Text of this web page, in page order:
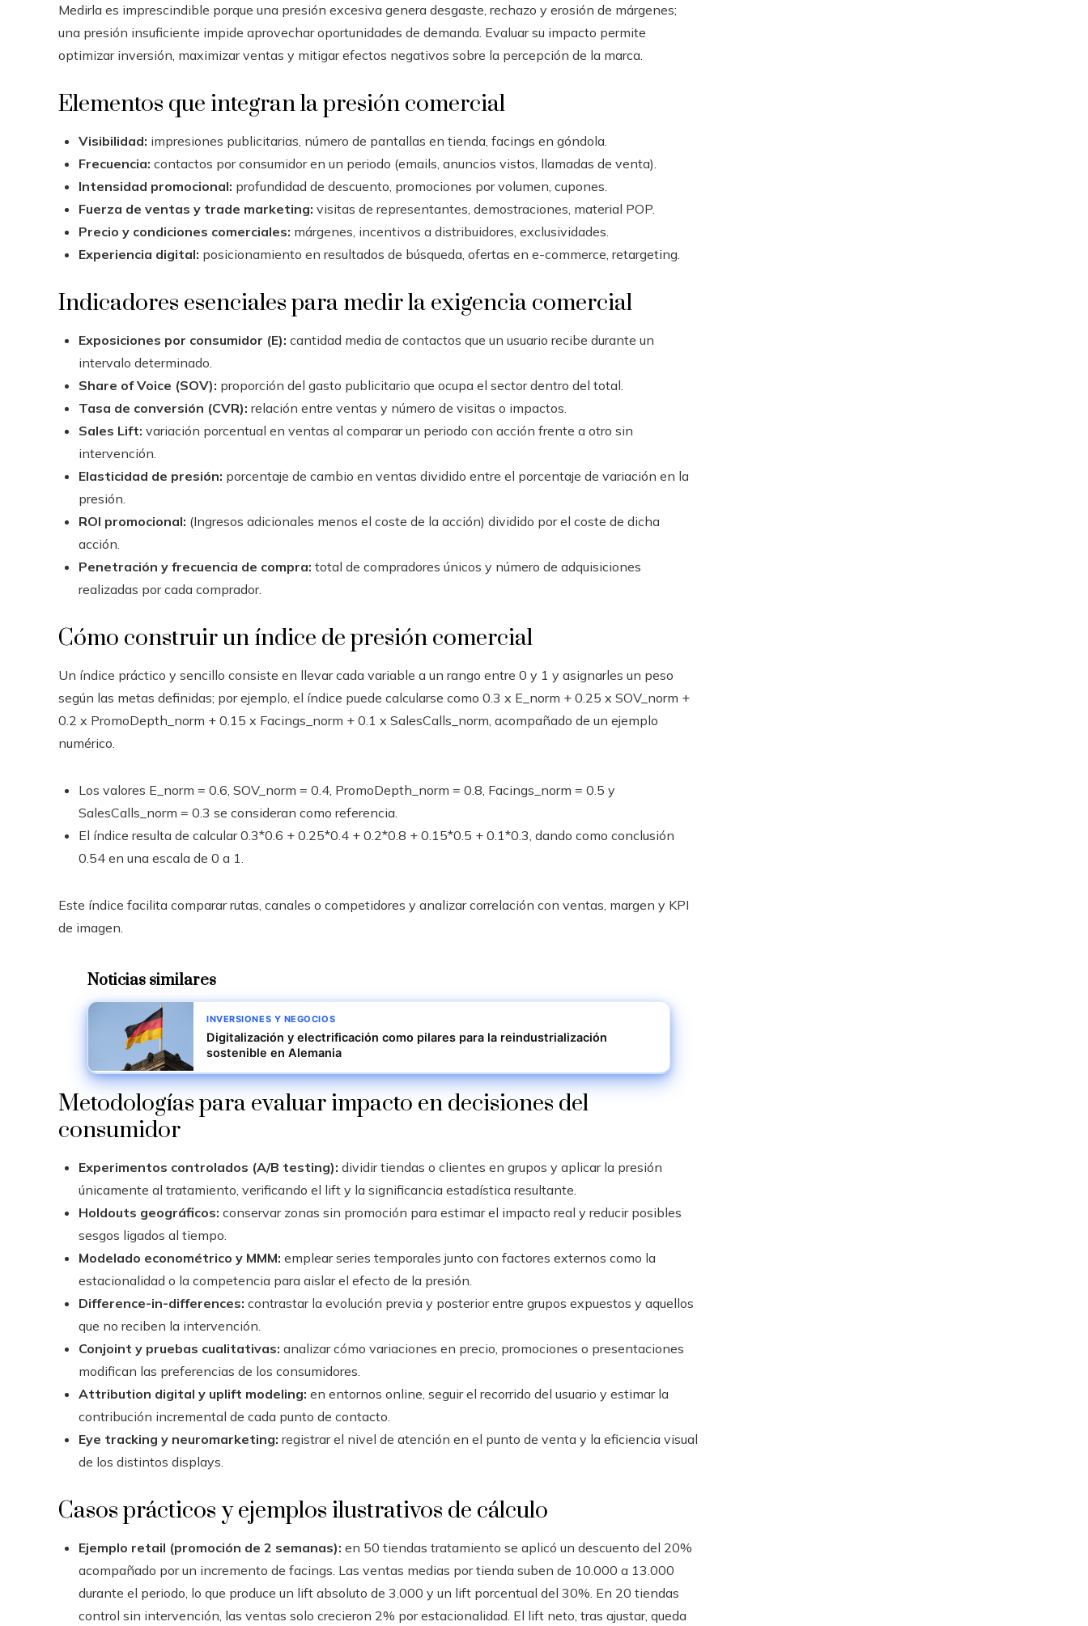
Medirla es imprescindible porque una presión excesiva genera desgaste, rechazo y erosión de márgenes;
una presión insuficiente impide aprovechar oportunidades de demanda. Evaluar su impacto permite
optimizar inversión, maximizar ventas y mitigar efectos negativos sobre la percepción de la marca.
Elementos que integran la presión comercial
Visibilidad: impresiones publicitarias, número de pantallas en tienda, facings en góndola.
Frecuencia: contactos por consumidor en un periodo (emails, anuncios vistos, llamadas de venta).
Intensidad promocional: profundidad de descuento, promociones por volumen, cupones.
Fuerza de ventas y trade marketing: visitas de representantes, demostraciones, material POP.
Precio y condiciones comerciales: márgenes, incentivos a distribuidores, exclusividades.
Experiencia digital: posicionamiento en resultados de búsqueda, ofertas en e-commerce, retargeting.
Indicadores esenciales para medir la exigencia comercial
Exposiciones por consumidor (E): cantidad media de contactos que un usuario recibe durante un
intervalo determinado.
Share of Voice (SOV): proporción del gasto publicitario que ocupa el sector dentro del total.
Tasa de conversión (CVR): relación entre ventas y número de visitas o impactos.
Sales Lift: variación porcentual en ventas al comparar un periodo con acción frente a otro sin
intervención.
Elasticidad de presión: porcentaje de cambio en ventas dividido entre el porcentaje de variación en la
presión.
ROI promocional: (Ingresos adicionales menos el coste de la acción) dividido por el coste de dicha
acción.
Penetración y frecuencia de compra: total de compradores únicos y número de adquisiciones
realizadas por cada comprador.
Cómo construir un índice de presión comercial
Un índice práctico y sencillo consiste en llevar cada variable a un rango entre 0 y 1 y asignarles un peso
según las metas definidas; por ejemplo, el índice puede calcularse como 0.3 x E_norm + 0.25 x SOV_norm +
0.2 x PromoDepth_norm + 0.15 x Facings_norm + 0.1 x SalesCalls_norm, acompañado de un ejemplo
numérico.
Los valores E_norm = 0.6, SOV_norm = 0.4, PromoDepth_norm = 0.8, Facings_norm = 0.5 y
SalesCalls_norm = 0.3 se consideran como referencia.
El índice resulta de calcular 0.3*0.6 + 0.25*0.4 + 0.2*0.8 + 0.15*0.5 + 0.1*0.3, dando como conclusión
0.54 en una escala de 0 a 1.
Este índice facilita comparar rutas, canales o competidores y analizar correlación con ventas, margen y KPI
de imagen.
Noticias similares
INVERSIONES Y NEGOCIOS
Digitalización y electrificación como pilares para la reindustrialización
sostenible en Alemania
Metodologías para evaluar impacto en decisiones del
consumidor
Experimentos controlados (A/B testing): dividir tiendas o clientes en grupos y aplicar la presión
únicamente al tratamiento, verificando el lift y la significancia estadística resultante.
Holdouts geográficos: conservar zonas sin promoción para estimar el impacto real y reducir posibles
sesgos ligados al tiempo.
Modelado econométrico y MMM: emplear series temporales junto con factores externos como la
estacionalidad o la competencia para aislar el efecto de la presión.
Difference-in-differences: contrastar la evolución previa y posterior entre grupos expuestos y aquellos
que no reciben la intervención.
Conjoint y pruebas cualitativas: analizar cómo variaciones en precio, promociones o presentaciones
modifican las preferencias de los consumidores.
Attribution digital y uplift modeling: en entornos online, seguir el recorrido del usuario y estimar la
contribución incremental de cada punto de contacto.
Eye tracking y neuromarketing: registrar el nivel de atención en el punto de venta y la eficiencia visual
de los distintos displays.
Casos prácticos y ejemplos ilustrativos de cálculo
Ejemplo retail (promoción de 2 semanas): en 50 tiendas tratamiento se aplicó un descuento del 20%
acompañado por un incremento de facings. Las ventas medias por tienda suben de 10.000 a 13.000
durante el periodo, lo que produce un lift absoluto de 3.000 y un lift porcentual del 30%. En 20 tiendas
control sin intervención, las ventas solo crecieron 2% por estacionalidad. El lift neto, tras ajustar, queda